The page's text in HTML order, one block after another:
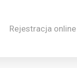
Rejestracja online